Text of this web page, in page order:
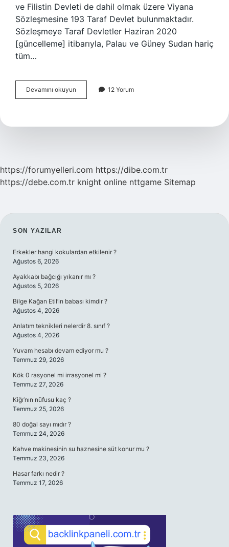
ve Filistin Devleti de dahil olmak üzere Viyana
Sözleşmesine 193 Taraf Devlet bulunmaktadır.
Sözleşmeye Taraf Devletler Haziran 2020
[güncelleme] itibarıyla, Palau ve Güney Sudan hariç
tüm…
Devamını okuyun
Viyana
Mı
12 Yorum
https://forumyelleri.com https://dibe.com.tr
https://debe.com.tr knight online nttgame Sitemap
SIDEBAR
SON YAZILAR
Erkekler hangi kokulardan etkilenir ?
Ağustos 6, 2026
Ayakkabı bağcığı yıkanır mı ?
Ağustos 5, 2026
Bilge Kağan Etil’in babası kimdir ?
Ağustos 4, 2026
Anlatım teknikleri nelerdir 8. sınıf ?
Ağustos 4, 2026
Yuvam hesabı devam ediyor mu ?
Temmuz 29, 2026
Kök 0 rasyonel mi irrasyonel mi ?
Temmuz 27, 2026
Kiğı’nın nüfusu kaç ?
Temmuz 25, 2026
80 doğal sayı mıdır ?
Temmuz 24, 2026
Kahve makinesinin su haznesine süt konur mu ?
Temmuz 23, 2026
Hasar farkı nedir ?
Temmuz 17, 2026